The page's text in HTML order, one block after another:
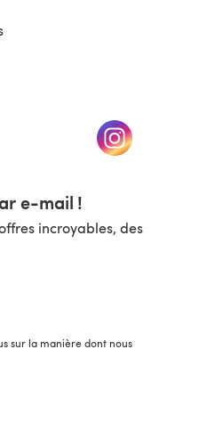
nouvel onglet) (s'ouvre dans
e-mail !
incroyables, des
sur la manière dont nous